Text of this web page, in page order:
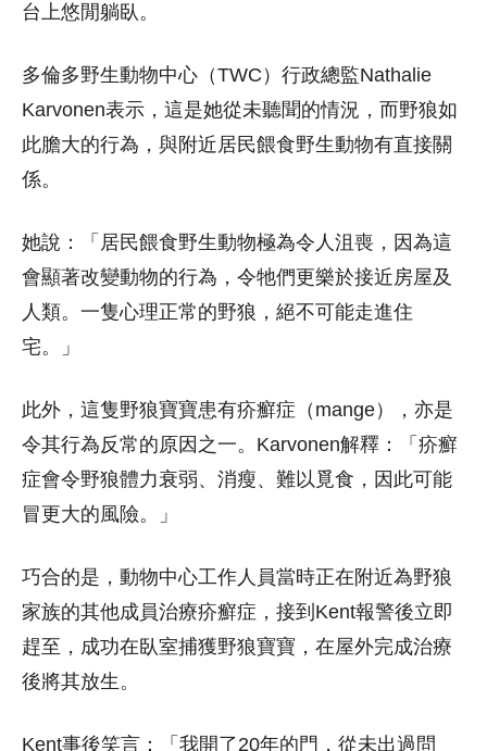
台上悠閒躺臥。
多倫多野生動物中心（TWC）行政總監Nathalie
Karvonen表示，這是她從未聽聞的情況，而野狼如
此膽大的行為，與附近居民餵食野生動物有直接關
係。
她說：「居民餵食野生動物極為令人沮喪，因為這
會顯著改變動物的行為，令牠們更樂於接近房屋及
人類。一隻心理正常的野狼，絕不可能走進住
宅。」
此外，這隻野狼寶寶患有疥癬症（mange），亦是
令其行為反常的原因之一。Karvonen解釋：「疥癬
症會令野狼體力衰弱、消瘦、難以覓食，因此可能
冒更大的風險。」
巧合的是，動物中心工作人員當時正在附近為野狼
家族的其他成員治療疥癬症，接到Kent報警後立即
趕至，成功在臥室捕獲野狼寶寶，在屋外完成治療
後將其放生。
Kent事後笑言：「我開了20年的門，從未出過問